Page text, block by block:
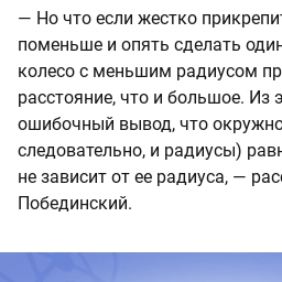
— Но что если жестко
поменьше и опять сделать
колесо с меньшим радиусом
расстояние, что и большое. Из
ошибочный вывод, что
следовательно, и радиусы)
не зависит от ее радиуса, —
Побединский.